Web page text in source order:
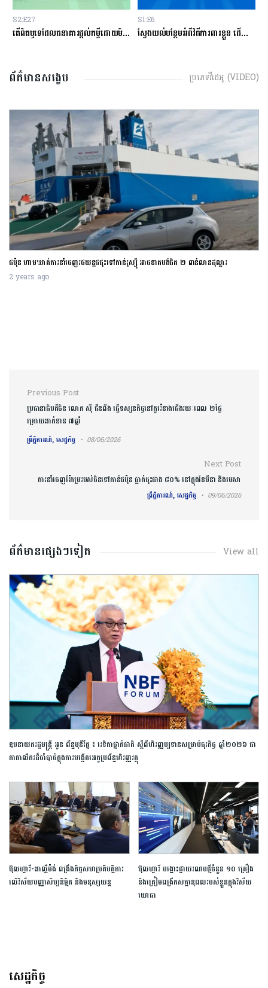
S2:E27
តើពិតឬទេដែលធនាគារផ្ដល់កម្ចីដោយមិនសិក្សាលើលទ្ធភាពសងត្រឡប់?
S1:E6
ស្វែងយល់បន្ថែមអំពីវិធីការពារខ្លួន ដើម្បីជៀសវាងពីការឆបោកតាមបច្ចេកវិទ្យាហិរញ្ញវត្ថុ!
ព័ត៌មានសង្ខេប ប្រភេទវីដេអូ (VIDEO)
ជប៉ុន ហាមឃាត់ការនាំចេញរថយន្តជជុះទៅកាន់រុស្ស៊ី អាចខាតបង់ជិត ២ ពាន់លានដុល្លារ
2 years ago
Post navigation
Previous Post
ប្រធានាធិបតីចិន លោក ស៊ី ជីនពីង ធ្វើទស្សនកិច្ចនៅកូរ៉េខាងជើងរយៈពេល​ ២ថ្ងៃ
ក្រោយអាក់ខាន ៧ឆ្នាំ
ព្រឹត្តិការណ៍, សេដ្ឋកិច្ច 08/06/2026
Next Post
ការនាំចេញរ៉ែកម្ររបស់ចិនទៅកាន់ជប៉ុន ធ្លាក់ចុះជាង ៨០% នៅក្នុងខែមីនា និងមេសា
ព្រឹត្តិការណ៍, សេដ្ឋកិច្ច 09/06/2026
ព័ត៌មានផ្សេងៗទៀត View all
ឧបនាយករដ្ឋមន្ត្រី អូន ព័ន្ធមុនីរ័ត្ន ៖ វេទិកាថ្នាក់ជាតិ ស្តីពីហិរញ្ញប្បទានសម្រាប់ធុរកិច្ច ឆ្នាំ២០២៦ ជា
កាតាលីករដ៏ចាំបាច់ក្នុងការបង្កើតអេកូប្រព័ន្ធហិរញ្ញវត្ថុ
ប៊ុល​ហ្ការី​-​អាល្លឺម៉ង់​ ​ពង្រឹង​កិច្ចសហប្រតិបត្តិការ​
លើ​វិស័យ​បញ្ញា​សិប្បនិម្មិត​ ​និង​មនុស្ស​យន្ត​
ប៊ុល​ហ្ការី​ បង្ហោះ​ផ្កាយ​រណប​ថ្មី​​ចំនួន ​១០​ ​គ្រឿង
និងត្រៀម​ពង្រីកសក្ដានុពលរបស់ខ្លួន​ក្នុង​វិស័យ​
យោធា​
សេដ្ឋកិច្ច